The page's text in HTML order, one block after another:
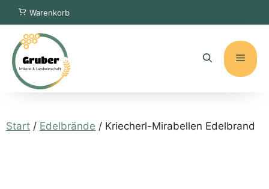
Zum
Inhalt
springen
Warenkorb
Menü
Start / Edelbrände / Kriecherl-Mirabellen Edelbrand